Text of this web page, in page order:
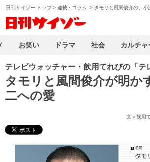
日刊サイゾー トップ> 連載・コラム > タモリと風間俊介の、小
テレビウォッチャー・飲用てれびの「テ
タモリと風間俊介が明か
二への愛
文＝飲用
お笑い ドラマ 社会 カルチャ